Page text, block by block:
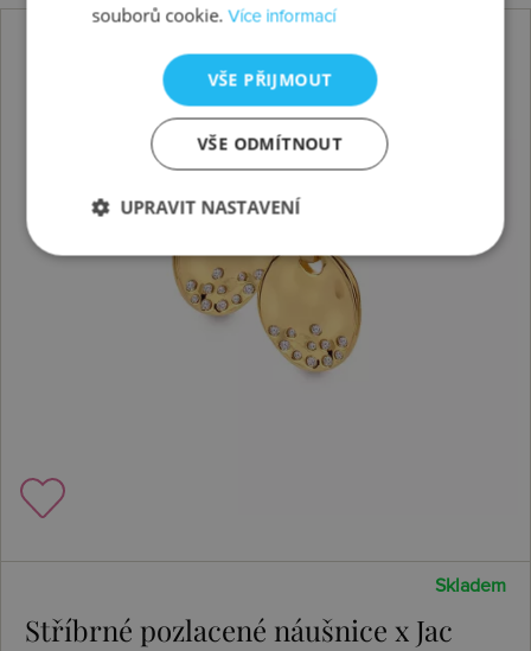
Skladem
Stříbrné pozlacené náušnice x Jac
souborů cookie.Více informací
VŠE PŘIJMOUT
VŠE ODMÍTNOUT
UPRAVIT NASTAVENÍ